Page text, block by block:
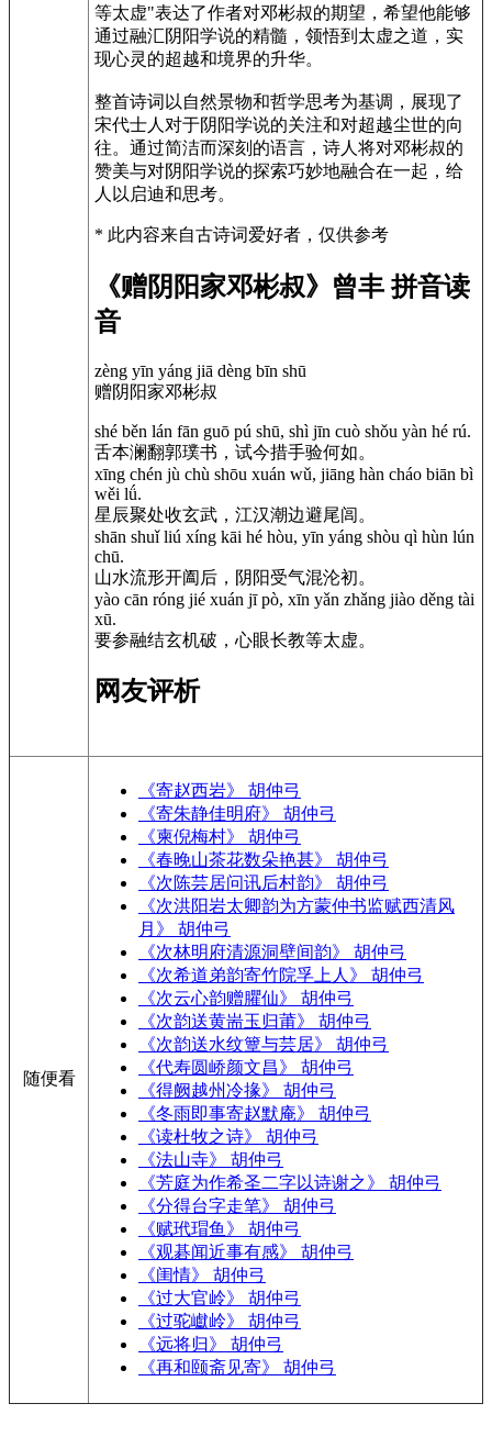
等太虚"表达了作者对邓彬叔的期望，希望他能够
通过融汇阴阳学说的精髓，领悟到太虚之道，实
现心灵的超越和境界的升华。
整首诗词以自然景物和哲学思考为基调，展现了
宋代士人对于阴阳学说的关注和对超越尘世的向
往。通过简洁而深刻的语言，诗人将对邓彬叔的
赞美与对阴阳学说的探索巧妙地融合在一起，给
人以启迪和思考。
* 此内容来自古诗词爱好者，仅供参考
《赠阴阳家邓彬叔》曾丰 拼音读
音
zèng yīn yáng jiā dèng bīn shū
赠阴阳家邓彬叔
shé běn lán fān guō pú shū, shì jīn cuò shǒu yàn hé rú.
舌本澜翻郭璞书，试今措手验何如。
xīng chén jù chù shōu xuán wǔ, jiāng hàn cháo biān bì
wěi lǘ.
星辰聚处收玄武，江汉潮边避尾闾。
shān shuǐ liú xíng kāi hé hòu, yīn yáng shòu qì hùn lún
chū.
山水流形开阖后，阴阳受气混沦初。
yào cān róng jié xuán jī pò, xīn yǎn zhǎng jiào děng tài
xū.
要参融结玄机破，心眼长教等太虚。
网友评析
随便看
《寄赵西岩》 胡仲弓
《寄朱静佳明府》 胡仲弓
《柬倪梅村》 胡仲弓
《春晚山茶花数朵艳甚》 胡仲弓
《次陈芸居问讯后村韵》 胡仲弓
《次洪阳岩太卿韵为方蒙仲书监赋西清风
月》 胡仲弓
《次林明府清源洞壁间韵》 胡仲弓
《次希道弟韵寄竹院孚上人》 胡仲弓
《次云心韵赠臞仙》 胡仲弓
《次韵送黄耑玉归莆》 胡仲弓
《次韵送水纹簟与芸居》 胡仲弓
《代寿圆峤颜文昌》 胡仲弓
《得阙越州冷掾》 胡仲弓
《冬雨即事寄赵默庵》 胡仲弓
《读杜牧之诗》 胡仲弓
《法山寺》 胡仲弓
《芳庭为作希圣二字以诗谢之》 胡仲弓
《分得台字走笔》 胡仲弓
《赋玳瑁鱼》 胡仲弓
《观碁闻近事有感》 胡仲弓
《闺情》 胡仲弓
《过大官岭》 胡仲弓
《过驼巘岭》 胡仲弓
《远将归》 胡仲弓
《再和颐斋见寄》 胡仲弓